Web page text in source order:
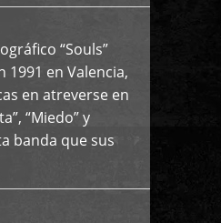
“Souls”
en Valencia,
en atreverse en
“Miedo” y
banda que sus